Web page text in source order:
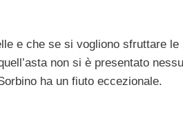
e che se si vogliono sfruttare le
non si è presentato
ha un fiuto eccezionale.